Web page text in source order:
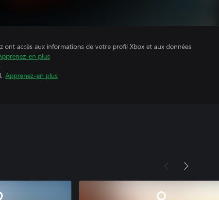
ont accès aux informations de votre profil Xbox et aux données
en plus
Apprenez-en plus